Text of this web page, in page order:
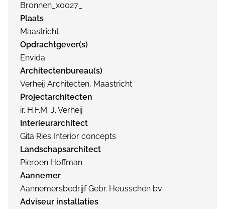
Bronnen_x0027_
Plaats
Maastricht
Opdrachtgever(s)
Envida
Architectenbureau(s)
Verheij Architecten, Maastricht
Projectarchitecten
ir. H.F.M. J. Verheij
Interieurarchitect
Gita Ries Interior concepts
Landschapsarchitect
Pieroen Hoffman
Aannemer
Aannemersbedrijf Gebr. Heusschen bv
Adviseur installaties